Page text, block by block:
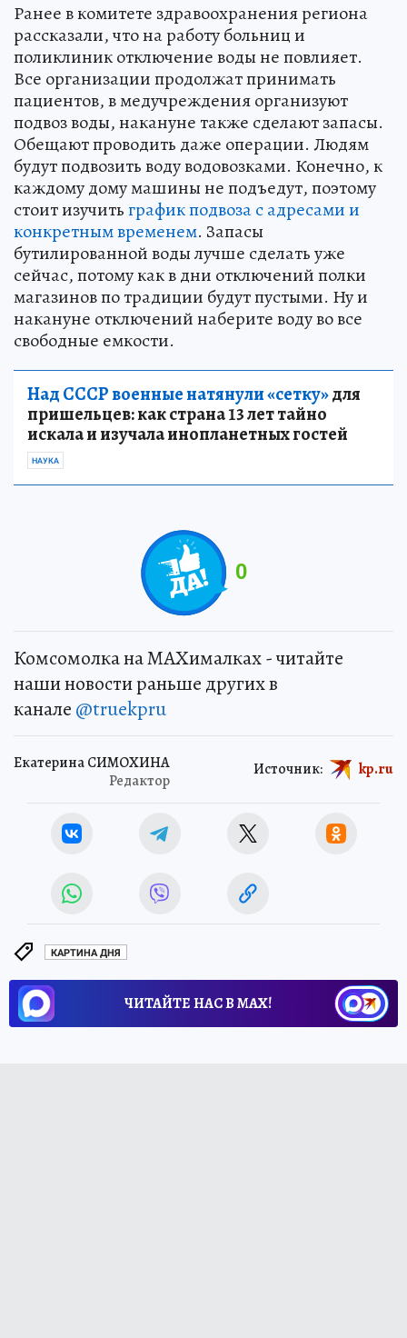
Ранее в комитете здравоохранения региона
рассказали, что на работу больниц и
поликлиник отключение воды не повлияет.
Все организации продолжат принимать
пациентов, в медучреждения организуют
подвоз воды, накануне также сделают запасы.
Обещают проводить даже операции. Людям
будут подвозить воду водовозками. Конечно, к
каждому дому машины не подъедут, поэтому
стоит изучитьграфик подвоза с адресами и
конкретным временем. Запасы
бутилированной воды лучше сделать уже
сейчас, потому как в дни отключений полки
магазинов по традиции будут пустыми. Ну и
накануне отключений наберите воду во все
свободные емкости.
Над СССР военные натянули «сетку»для
пришельцев: как страна 13 лет тайно
искала и изучала инопланетных гостей
НАУКА
0
Комсомолка на MAXималках - читайте
наши новости раньше других в
канале @truekpru
Екатерина СИМОХИНА
Редактор
Источник: kp.ru
КАРТИНА ДНЯ
ЧИТАЙТЕ НАС В МАХ!